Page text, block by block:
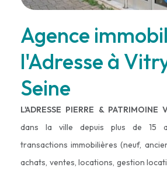
Agence
l'Adresse à
Seine
L'ADRESSE PIERRE & PATRIMOINE
dans la ville depuis plus de 15
transactions immobilières (neuf,
achats, ventes, locations, gestion